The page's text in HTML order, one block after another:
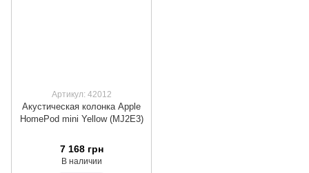
Артикул: 42012
Акустическая колонка Apple
HomePod mini Yellow (MJ2E3)
7 168 грн
В наличии